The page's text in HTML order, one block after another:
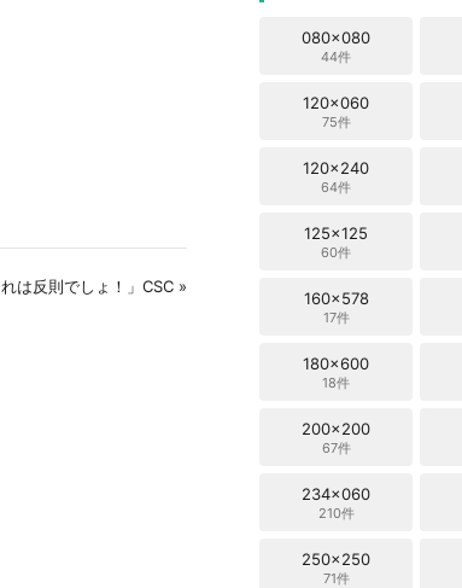
れは反則でしょ！」CSC »
080x080
44件
120x060
75件
120x240
64件
125x125
60件
160x578
17件
180x600
18件
200x200
67件
234x060
210件
250x250
71件